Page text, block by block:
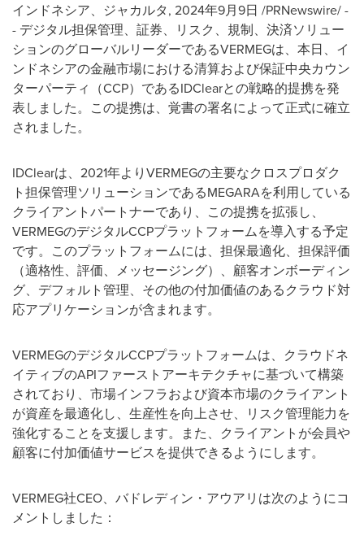
インドネシア、ジャカルタ, 2024年9月9日 /PRNewswire/ -
- デジタル担保管理、証券、リスク、規制、決済ソリュー
ションのグローバルリーダーであるVERMEGは、本日、イ
ンドネシアの金融市場における清算および保証中央カウン
ターパーティ（CCP）であるIDClearとの戦略的提携を発
表しました。この提携は、覚書の署名によって正式に確立
されました。
IDClearは、2021年よりVERMEGの主要なクロスプロダク
ト担保管理ソリューションであるMEGARAを利用している
クライアントパートナーであり、この提携を拡張し、
VERMEGのデジタルCCPプラットフォームを導入する予定
です。このプラットフォームには、担保最適化、担保評価
（適格性、評価、メッセージング）、顧客オンボーディン
グ、デフォルト管理、その他の付加価値のあるクラウド対
応アプリケーションが含まれます。
VERMEGのデジタルCCPプラットフォームは、クラウドネ
イティブのAPIファーストアーキテクチャに基づいて構築
されており、市場インフラおよび資本市場のクライアント
が資産を最適化し、生産性を向上させ、リスク管理能力を
強化することを支援します。また、クライアントが会員や
顧客に付加価値サービスを提供できるようにします。
VERMEG社CEO、バドレディン・アウアリは次のようにコ
メントしました：